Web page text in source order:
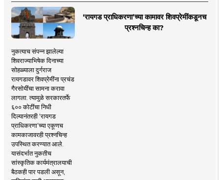
‘रायगड प्राधिकरणा’च्या कामावर शिवप्रेमींकडूनच
प्रश्नचिन्ह का?
नुकत्याच संपन्न झालेल्या
शिवराज्याभिषेक दिनाच्या
सोहळ्याला दुर्गराज
रायगडावर शिवप्रेमींना प्रचंड
गैरसोयींचा सामना करावा
लागला. त्यामुळे सरकारतर्फे
६०० कोटींचा निधी
दिल्यानंतरही ‘रायगड
प्राधिकरणा’च्या एकूणच
कामकाजावरही प्रश्नचिन्ह
उपस्थित करण्यात आले.
यासंदर्भात नुकतीच
सांस्कृतिक कार्यमंत्रालयाची
बैठकही पार पडली असून,